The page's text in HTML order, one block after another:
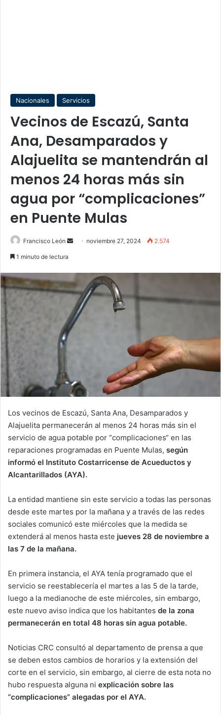
Nacionales Servicios
Vecinos de Escazú, Santa
Ana, Desamparados y
Alajuelita se mantendrán al
menos 24 horas más sin
agua por “complicaciones”
en Puente Mulas
Francisco León
Send noviembre 27, 2024 2.574
1 minuto de lectura
Los vecinos de Escazú, Santa Ana, Desamparados y
Alajuelita permanecerán al menos 24 horas más sin el
servicio de agua potable por “complicaciones“ en las
reparaciones programadas en Puente Mulas, según
informó el Instituto Costarricense de Acueductos y
Alcantarillados (AYA).
La entidad mantiene sin este servicio a todas las personas
desde este martes por la mañana y a través de las redes
sociales comunicó este miércoles que la medida se
extenderá al menos hasta este jueves 28 de noviembre a
las 7 de la mañana.
En primera instancia, el AYA tenía programado que el
servicio se reestablecería el martes a las 5 de la tarde,
luego a la medianoche de este miércoles, sin embargo,
este nuevo aviso indica que los habitantes de la zona
permanecerán en total 48 horas sin agua potable.
Noticias CRC consultó al departamento de prensa a que
se deben estos cambios de horarios y la extensión del
corte en el servicio, sin embargo, al cierre de esta nota no
hubo respuesta alguna ni explicación sobre las
“complicaciones” alegadas por el AYA.